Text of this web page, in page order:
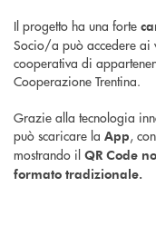
Il progetto ha una forte
Socio/a può accedere ai
cooperativa di
Cooperazione Trentina.
Grazie alla tecnologia
può scaricare la App,
mostrando il QR Code
formato tradizionale.